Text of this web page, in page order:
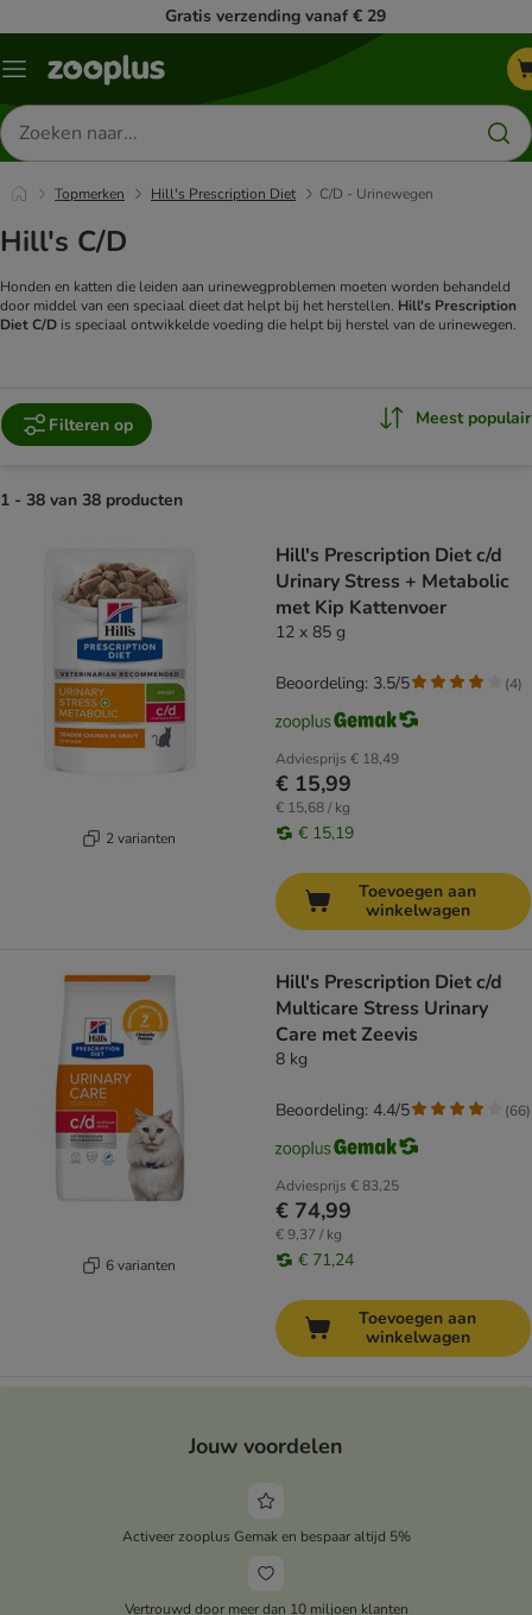
Gratis verzending vanaf € 29
Menu
Zoeken
naar
producten
Topmerken Hill's Prescription Diet C/D - Urinewegen
Hill's C/D
Honden en katten die leiden aan urinewegproblemen moeten worden behandeld
door middel van een speciaal dieet dat helpt bij het herstellen. Hill's Prescription
Diet C/D is speciaal ontwikkelde voeding die helpt bij herstel van de urinewegen.
Filteren op Meest populair
1 - 38 van 38 producten
2 varianten
Hill's Prescription Diet c/d
Urinary Stress + Metabolic
met Kip Kattenvoer
12 x 85 g
Adviesprijs € 18,49
€ 15,99
€ 15,68 / kg
€ 15,19
Beoordeling: 3.5/5 (4)
Toevoegen aan
winkelwagen
6 varianten
Hill's Prescription Diet c/d
Multicare Stress Urinary
Care met Zeevis
8 kg
Adviesprijs € 83,25
€ 74,99
€ 9,37 / kg
€ 71,24
Beoordeling: 4.4/5 (66)
Toevoegen aan
winkelwagen
Jouw voordelen
Activeer zooplus Gemak en bespaar altijd 5%
Vertrouwd door meer dan 10 miljoen klanten